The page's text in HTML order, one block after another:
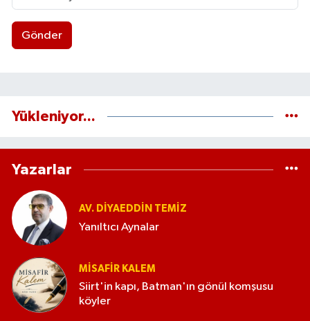
Gönder
Yükleniyor...
Yazarlar
AV. DIYAEDDIN TEMIZ
Yanıltıcı Aynalar
MISAFIR KALEM
Siirt'in kapı, Batman'ın gönül komşusu
köyler